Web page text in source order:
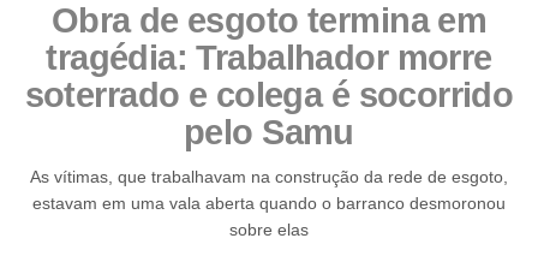
Obra de esgoto termina em
tragédia: Trabalhador morre
soterrado e colega é socorrido
pelo Samu
As vítimas, que trabalhavam na construção da rede de esgoto,
estavam em uma vala aberta quando o barranco desmoronou
sobre elas